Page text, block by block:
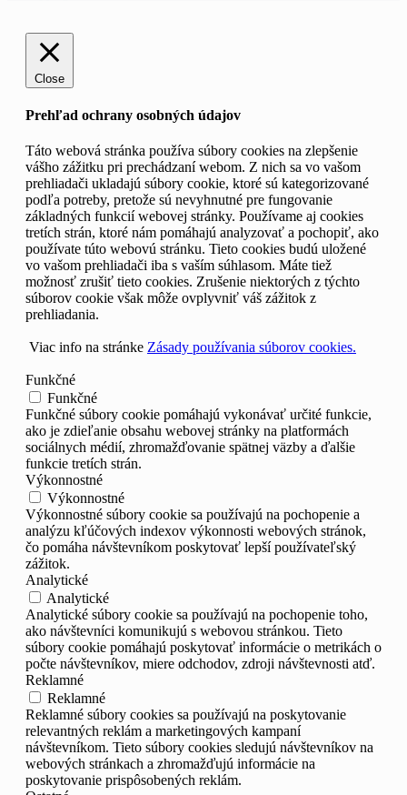
Close
Prehľad ochrany osobných údajov
Táto webová stránka používa súbory cookies na zlepšenie
vášho zážitku pri prechádzaní webom. Z nich sa vo vašom
prehliadači ukladajú súbory cookie, ktoré sú kategorizované
podľa potreby, pretože sú nevyhnutné pre fungovanie
základných funkcií webovej stránky. Používame aj cookies
tretích strán, ktoré nám pomáhajú analyzovať a pochopiť, ako
používate túto webovú stránku. Tieto cookies budú uložené
vo vašom prehliadači iba s vaším súhlasom. Máte tiež
možnosť zrušiť tieto cookies. Zrušenie niektorých z týchto
súborov cookie však môže ovplyvniť váš zážitok z
prehliadania.
Viac info na stránke Zásady používania súborov cookies.
Funkčné
Funkčné
Funkčné súbory cookie pomáhajú vykonávať určité funkcie,
ako je zdieľanie obsahu webovej stránky na platformách
sociálnych médií, zhromažďovanie spätnej väzby a ďalšie
funkcie tretích strán.
Výkonnostné
Výkonnostné
Výkonnostné súbory cookie sa používajú na pochopenie a
analýzu kľúčových indexov výkonnosti webových stránok,
čo pomáha návštevníkom poskytovať lepší používateľský
zážitok.
Analytické
Analytické
Analytické súbory cookie sa používajú na pochopenie toho,
ako návštevníci komunikujú s webovou stránkou. Tieto
súbory cookie pomáhajú poskytovať informácie o metrikách o
počte návštevníkov, miere odchodov, zdroji návštevnosti atď.
Reklamné
Reklamné
Reklamné súbory cookies sa používajú na poskytovanie
relevantných reklám a marketingových kampaní
návštevníkom. Tieto súbory cookies sledujú návštevníkov na
webových stránkach a zhromažďujú informácie na
poskytovanie prispôsobených reklám.